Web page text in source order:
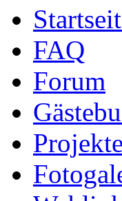
FAQ
Forum
Projekte